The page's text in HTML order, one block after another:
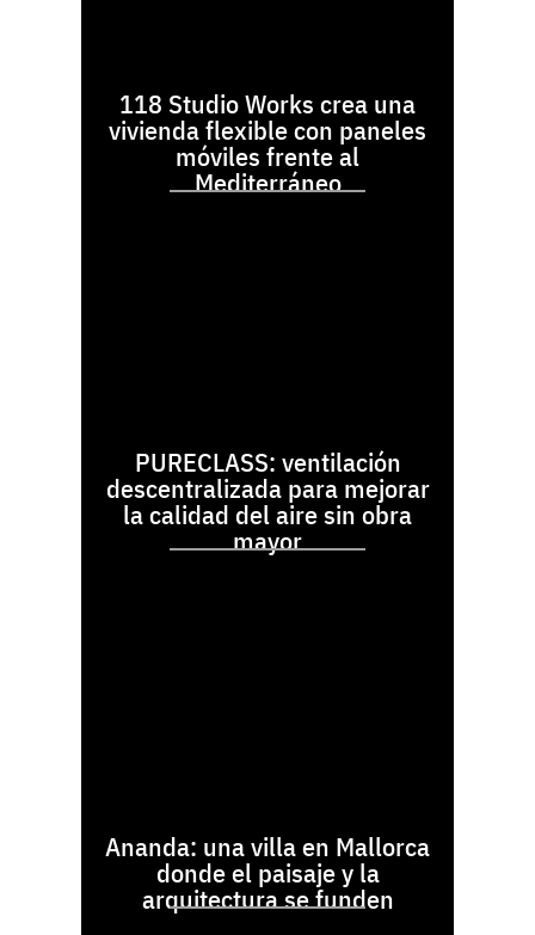
118 Studio Works crea una
vivienda flexible con paneles
móviles frente al
Mediterráneo
PURECLASS: ventilación
descentralizada para mejorar
la calidad del aire sin obra
mayor
Ananda: una villa en Mallorca
donde el paisaje y la
arquitectura se funden